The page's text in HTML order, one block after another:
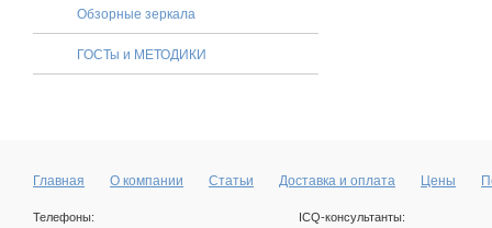
Обзорные зеркала
ГОСТы и МЕТОДИКИ
Главная О компании Статьи Доставка и оплата Цены
Телефоны:
ICQ-консультанты: